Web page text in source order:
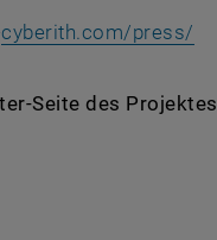
cyberith.com/press/
Seite des Projektes